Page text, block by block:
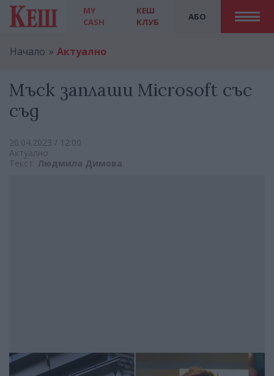
MY
CASH
АБО
КЕШ
КЛУБ
Начало Актуално
Мъск заплаши Microsoft със
съд
20.04.2023 / 12:00
Актуално
Текст: Людмила Димова